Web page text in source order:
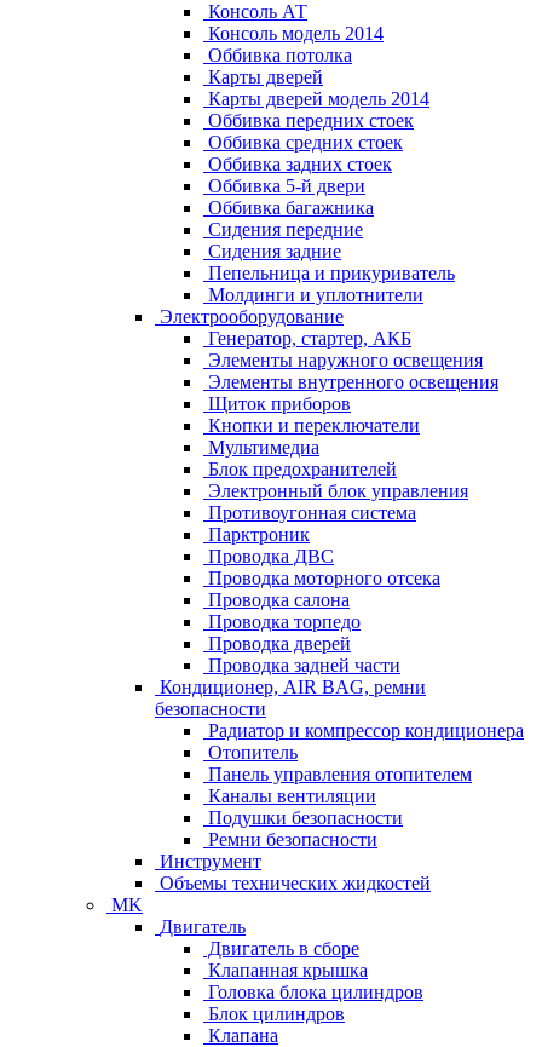
Консоль АТ
Консоль модель 2014
Оббивка потолка
Карты дверей
Карты дверей модель 2014
Оббивка передних стоек
Оббивка средних стоек
Оббивка задних стоек
Оббивка 5-й двери
Оббивка багажника
Сидения передние
Сидения задние
Пепельница и прикуриватель
Молдинги и уплотнители
Электрооборудование
Генератор, стартер, АКБ
Элементы наружного освещения
Элементы внутренного освещения
Щиток приборов
Кнопки и переключатели
Мультимедиа
Блок предохранителей
Электронный блок управления
Противоугонная система
Парктроник
Проводка ДВС
Проводка моторного отсека
Проводка салона
Проводка торпедо
Проводка дверей
Проводка задней части
Кондиционер, AIR BAG, ремни
безопасности
Радиатор и компрессор кондиционера
Отопитель
Панель управления отопителем
Каналы вентиляции
Подушки безопасности
Ремни безопасности
Инструмент
Объемы технических жидкостей
MK
Двигатель
Двигатель в сборе
Клапанная крышка
Головка блока цилиндров
Блок цилиндров
Клапана